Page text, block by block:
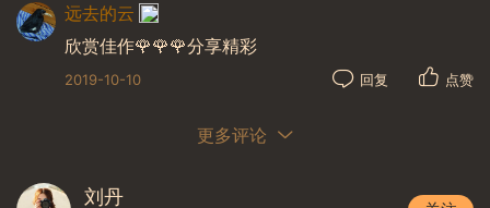
远去的云
欣赏佳作🌹🌹🌹分享精彩
2019-10-10 回复 点赞
更多评论
刘丹